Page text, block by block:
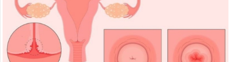
VÁ MÀNG TRINH
PHÒNG KHÁM PHỤ KHOA
VIÊM CỔ TỬ CUNG